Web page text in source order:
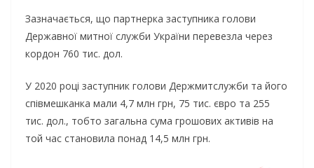
Зазначається, що партнерка заступника голови
Державної митної служби України перевезла через
кордон 760 тис. дол.
У 2020 році заступник голови Держмитслужби та його
співмешканка мали 4,7 млн грн, 75 тис. євро та 255
тис. дол., тобто загальна сума грошових активів на
той час становила понад 14,5 млн грн.